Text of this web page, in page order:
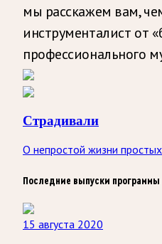
мы расскажем вам,
инструменталист от
профессионального
Страдивали
О непростой жизни
Последние выпуски программы
15 августа 2020